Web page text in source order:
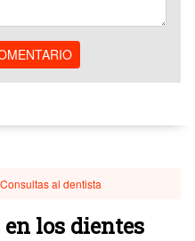
Consultas al dentista
los dientes